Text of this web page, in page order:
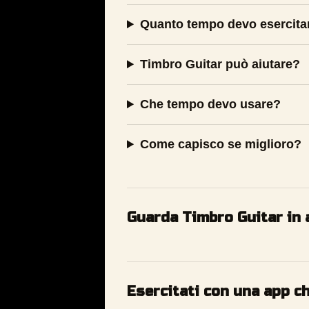
Quanto tempo devo
Timbro Guitar può aiutare?
Che tempo devo usare?
Come capisco se miglioro?
Guarda Timbro Guitar in
Esercitati con una app